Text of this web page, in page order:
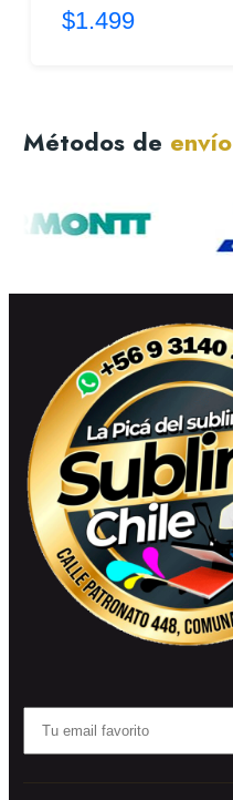
$1.499
Métodos de envío